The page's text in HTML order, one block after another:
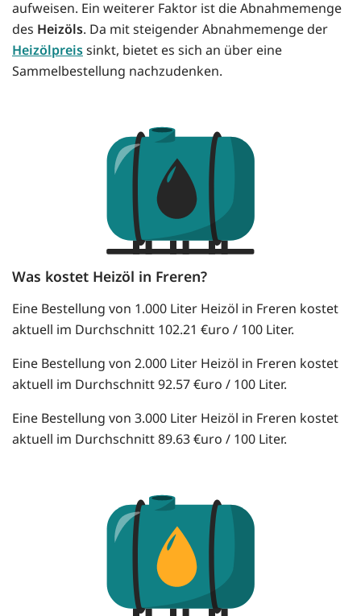
aufweisen. Ein weiterer Faktor ist die Abnahmemenge
des Heizöls. Da mit steigender Abnahmemenge der
Heizölpreissinkt, bietet es sich an über eine
Sammelbestellung nachzudenken.
Was kostet Heizöl in Freren?
Eine Bestellung von 1.000 Liter Heizöl in Freren kostet
aktuell im Durchschnitt 102.21 €uro / 100 Liter.
Eine Bestellung von 2.000 Liter Heizöl in Freren kostet
aktuell im Durchschnitt 92.57 €uro / 100 Liter.
Eine Bestellung von 3.000 Liter Heizöl in Freren kostet
aktuell im Durchschnitt 89.63 €uro / 100 Liter.